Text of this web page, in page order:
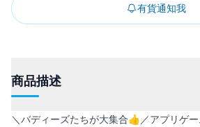
有貨通知我
商品描述
＼バディーズたちが大集合👍／アプリゲ